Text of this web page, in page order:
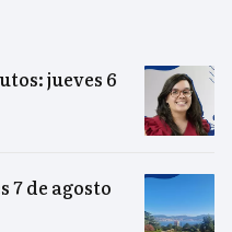
jueves 6
7 de agosto